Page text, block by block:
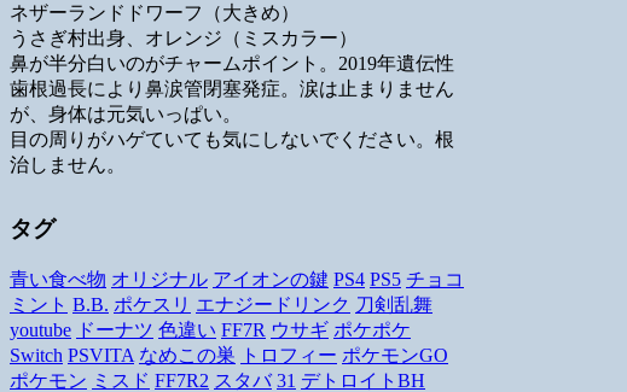
ネザーランドドワーフ（大きめ）
うさぎ村出身、オレンジ（ミスカラー）
鼻が半分白いのがチャームポイント。2019年遺伝性
歯根過長により鼻涙管閉塞発症。涙は止まりません
が、身体は元気いっぱい。
目の周りがハゲていても気にしないでください。根
治しません。
タグ
青い食べ物 オリジナル アイオンの鍵 PS4 PS5 チョコ
ミント B.B. ポケスリ エナジードリンク 刀剣乱舞
youtube ドーナツ 色違い FF7R ウサギ ポケポケ
Switch PSVITA なめこの巣 トロフィー ポケモンGO
ポケモン ミスド FF7R2 スタバ 31 デトロイトBH